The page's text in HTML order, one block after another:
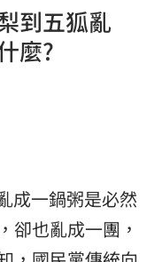
到五狐亂
麼?
成一鍋粥是必然
卻也亂成一團，